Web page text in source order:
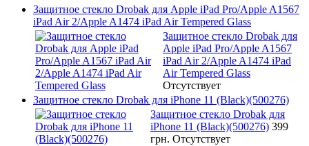
Защитное стекло Drobak для Apple iPad Pro/Apple A1567
iPad Air 2/Apple A1474 iPad Air Tempered Glass
Защитное стекло Drobak для
Apple iPad Pro/Apple A1567
iPad Air 2/Apple A1474 iPad
Air Tempered Glass
Отсутствует
Защитное стекло Drobak для iPhone 11 (Black)(500276)
Защитное стекло Drobak для
iPhone 11 (Black)(500276) 399
грн. Отсутствует